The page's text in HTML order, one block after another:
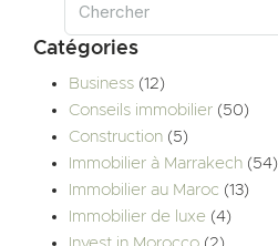
Catégories
Business (12)
Conseils immobilier (50)
Construction (5)
Immobilier à Marrakech (54)
Immobilier au Maroc (13)
Immobilier de luxe (4)